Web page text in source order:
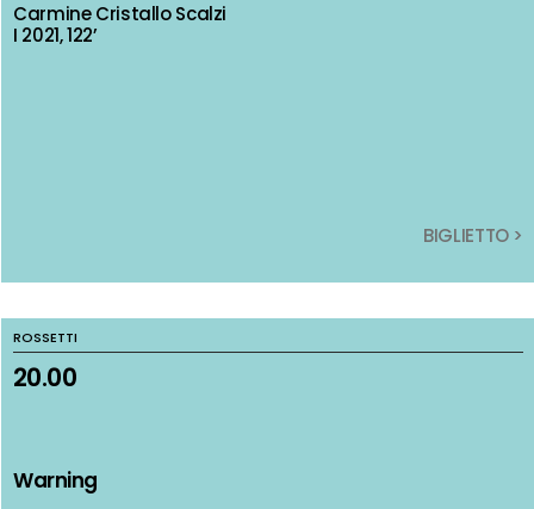
Carmine Cristallo Scalzi
I 2021, 122’
BIGLIETTO >
Carmine Cristallo Scalzi
I 2021, 122’
BIGLIETTO >
ROSSETTI
20.00
Warning
ROSSETTI
20.00
Warning